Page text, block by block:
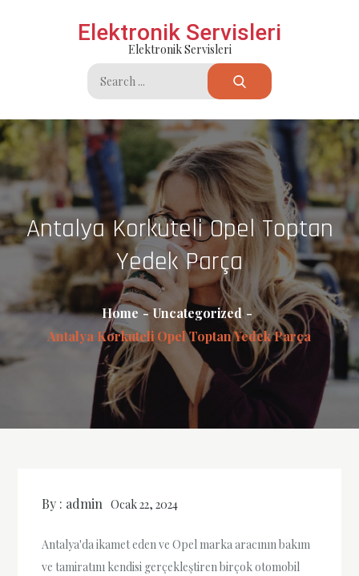
Elektronik Servisleri
Elektronik Servisleri
Search
for:
Antalya Korkuteli Opel Toptan
Yedek Parça
Home
Uncategorized
Antalya Korkuteli Opel Toptan Yedek Parça
By : admin Ocak 22, 2024
Antalya'da ikamet eden ve Opel marka aracının bakım
ve tamiratını kendisi gerçekleştiren birçok otomobil